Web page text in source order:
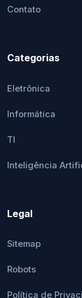
Contato
Categorias
Eletrônica
Informática
TI
Inteligência
Legal
Sitemap
Robots
Política de